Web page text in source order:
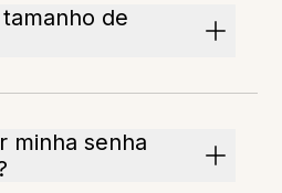
de
minha senha